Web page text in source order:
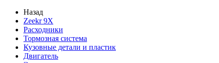
Назад
Zeekr 9X
Расходники
Тормозная система
Кузовные детали и пластик
Двигатель